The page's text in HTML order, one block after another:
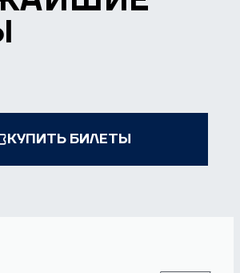
КУПИТЬ БИЛЕТЫ